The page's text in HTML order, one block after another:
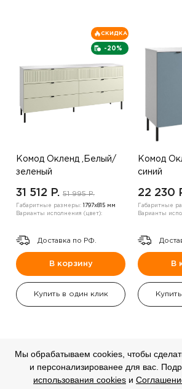
-20%
СКИДКА
Комод Окленд ,Белый/
зеленый
31 512 P. 51 995 P.
Габаритные размеры:
1797х815 мм
Варианты исполнения (цвет):
Доставка по РФ.
В корзину
Купить в один клик
Комод
синий
22 230
Габаритные
Варианты
В
-20%
СКИДКА
Мы обрабатываем cookies, чтобы
и персонализированее для вас.
использования cookies и